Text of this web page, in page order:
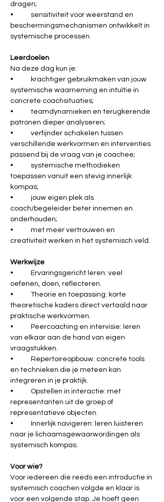
dragen;
•	sensitiviteit voor weerstand en
beschermingsmechanismen ontwikkelt in
systemische processen.
Leerdoelen
Na deze dag kun je:
•	krachtiger gebruikmaken van jouw
systemische waarneming en intuïtie in
concrete coachsituaties;
•	teamdynamieken en terugkerende
patronen dieper analyseren;
•	verfijnder schakelen tussen
verschillende werkvormen en interventies
passend bij de vraag van je coachee;
•	systemische methodieken
toepassen vanuit een stevig innerlijk
kompas;
•	jouw eigen plek als
coach/begeleider beter innemen en
onderhouden;
•	met meer vertrouwen en
creativiteit werken in het systemisch veld.
Werkwijze
•	Ervaringsgericht leren: veel
oefenen, doen, reflecteren.
•	Theorie en toepassing: korte
theoretische kaders direct vertaald naar
praktische werkvormen.
•	Peercoaching en intervisie: leren
van elkaar aan de hand van eigen
vraagstukken.
•	Repertoireopbouw: concrete tools
en technieken die je meteen kan
integreren in je praktijk.
•	Opstellen in interactie: met
representanten uit de groep of
representatieve objecten.
•	Innerlijk navigeren: leren luisteren
naar je lichaamsgewaarwordingen als
systemisch kompas.
Voor wie?
Voor iedereen die reeds een introductie in
systemisch coachen volgde en klaar is
voor een volgende stap. Je hoeft geen